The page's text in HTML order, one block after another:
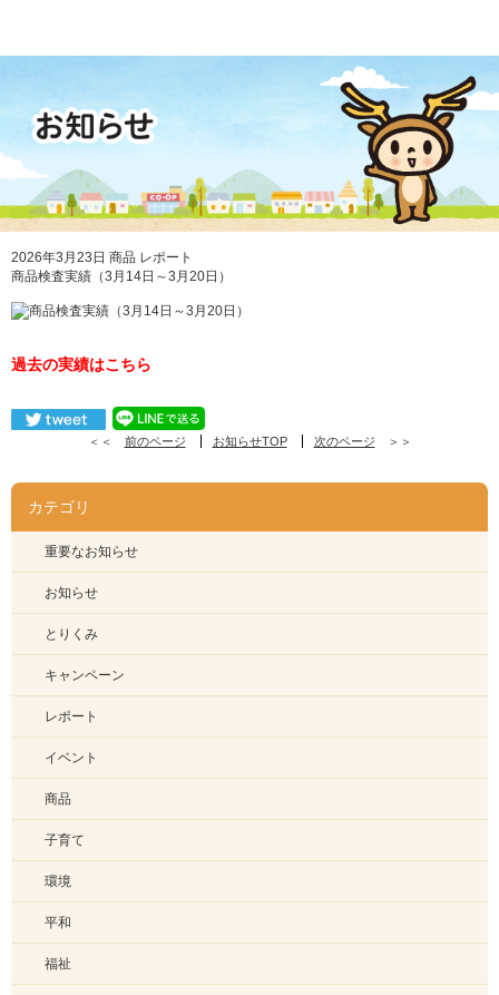
2026年3月23日 商品 レポート
商品検査実績（3月14日～3月20日）
過去の実績はこちら
＜＜ 前のページ お知らせTOP 次のページ ＞＞
カテゴリ
重要なお知らせ
お知らせ
とりくみ
キャンペーン
レポート
イベント
商品
子育て
環境
平和
福祉